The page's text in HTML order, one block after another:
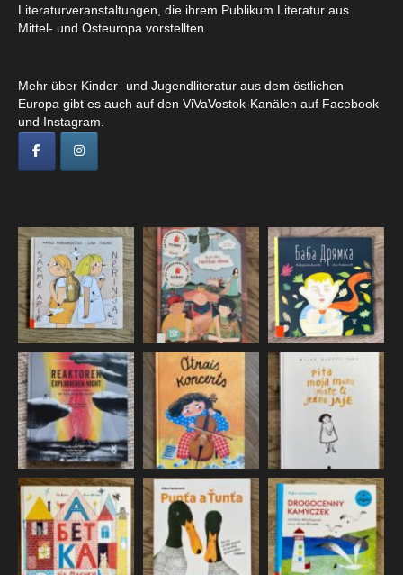
Literaturveranstaltungen, die ihrem Publikum Literatur aus
Mittel- und Osteuropa vorstellten.
Mehr über Kinder- und Jugendliteratur aus dem östlichen
Europa gibt es auch auf den ViVaVostok-Kanälen auf Facebook
und Instagram.